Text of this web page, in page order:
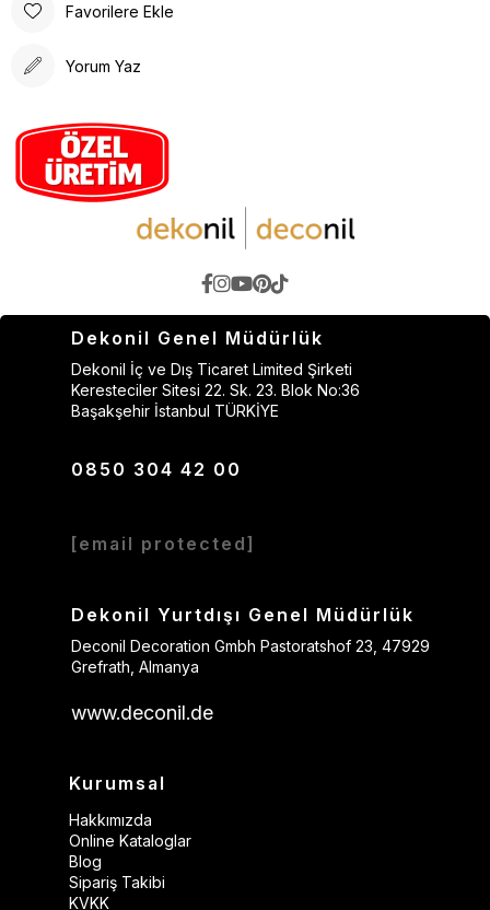
Favorilere Ekle
Yorum Yaz
Dekonil Genel Müdürlük
Dekonil İç ve Dış Ticaret Limited Şirketi
Keresteciler Sitesi 22. Sk. 23. Blok No:36
Başakşehir İstanbul TÜRKİYE
0850 304 42 00
[email protected]
Dekonil Yurtdışı Genel Müdürlük
Deconil Decoration Gmbh Pastoratshof 23, 47929
Grefrath, Almanya
www.deconil.de
Kurumsal
Hakkımızda
Online Kataloglar
Blog
Sipariş Takibi
KVKK